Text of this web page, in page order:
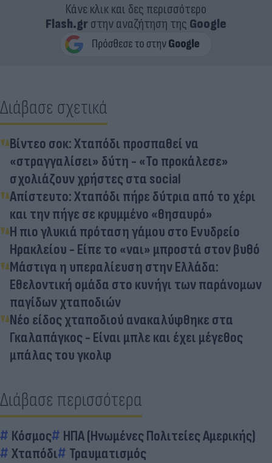
Κάνε κλικ και δες περισσότερο
Flash.grστην αναζήτηση της Google
Διάβασε σχετικά
Βίντεο σοκ: Χταπόδι προσπαθεί να
«στραγγαλίσει» δύτη - «Το προκάλεσε»
σχολιάζουν χρήστες στα social
Απίστευτο: Χταπόδι πήρε δύτρια από το χέρι
και την πήγε σε κρυμμένο «θησαυρό»
Η πιο γλυκιά πρόταση γάμου στο Ενυδρείο
Ηρακλείου - Είπε το «ναι» μπροστά στον βυθό
Μάστιγα η υπεραλίευση στην Ελλάδα:
Εθελοντική ομάδα στο κυνήγι των παράνομων
παγίδων χταποδιών
Νέο είδος χταποδιού ανακαλύφθηκε στα
Γκαλαπάγκος - Είναι μπλε και έχει μέγεθος
μπάλας του γκολφ
Διάβασε περισσότερα
Κόσμος
ΗΠΑ (Ηνωμένες Πολιτείες Αμερικής)
Χταπόδι
Τραυματισμός